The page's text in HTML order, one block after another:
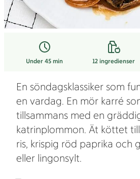
Under 45 min 12 ingredienser
En söndagsklassiker som
en vardag. En mör karré
tillsammans med en
katrinplommon. Ät köttet
ris, krispig röd paprika och
eller lingonsylt.